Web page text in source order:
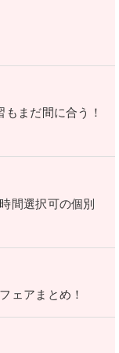
まだ間に合う！
間選択可の個別
ェアまとめ！